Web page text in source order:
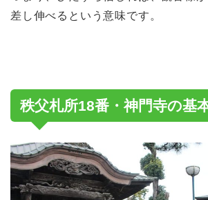
差し伸べるという意味です。
秩父札所18番・神門寺の基